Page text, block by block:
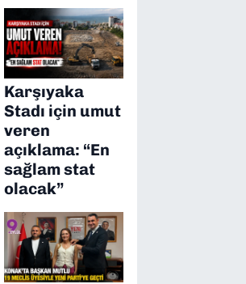
Karşıyaka
Stadı için umut
veren
açıklama: “En
sağlam stat
olacak”